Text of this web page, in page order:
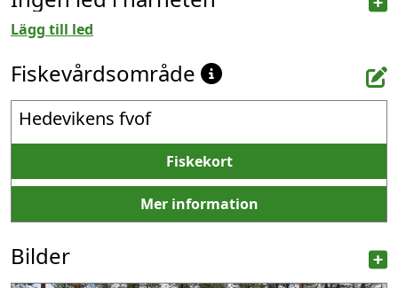
Lägg till led
Fiskevårdsområde
Hedevikens fvof
Fiskekort
Mer information
Bilder